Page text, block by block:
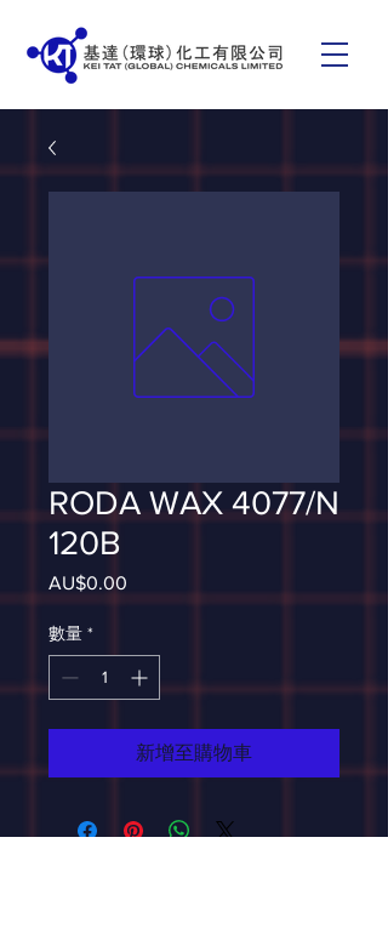
RODA WAX 4077/N
120B
AU$0.00
數量 *
新增至購物車